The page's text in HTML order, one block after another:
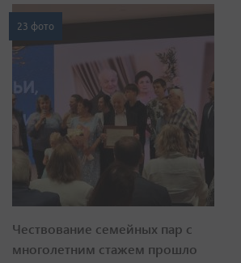
23 фото
Чествование семейных пар с
многолетним стажем прошло